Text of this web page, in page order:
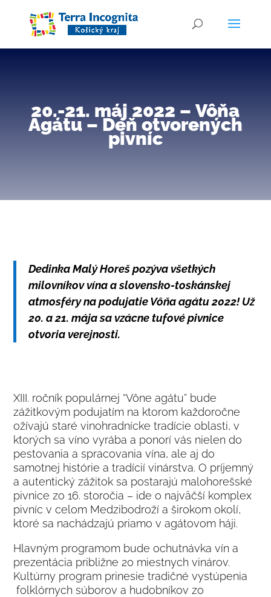
20.-21. máj 2022 – Vôňa
Agátu – Deň otvorených
pivníc
Dedinka Malý Horeš pozýva všetkých
milovníkov vína a slovensko-toskánskej
atmosféry na podujatie Vôňa agátu 2022! Už
20. a 21. mája sa vzácne tufové pivnice
otvoria verejnosti.
XIII. ročník populárnej “Vône agátu” bude
zážitkovým podujatím na ktorom každoročne
ožívajú staré vinohradnícke tradície oblasti, v
ktorých sa víno vyrába a ponorí vás nielen do
pestovania a spracovania vína, ale aj do
samotnej histórie a tradícií vinárstva. O príjemný
a autentický zážitok sa postarajú malohorešské
pivnice zo 16. storočia – ide o najväčší komplex
pivníc v celom Medzibodroží a širokom okolí,
ktoré sa nachádzajú priamo v agátovom háji.
Hlavným programom bude ochutnávka vín a
prezentácia približne 20 miestnych vinárov.
Kultúrny program prinesie tradičné vystúpenia
folklórnych súborov a hudobníkov zo